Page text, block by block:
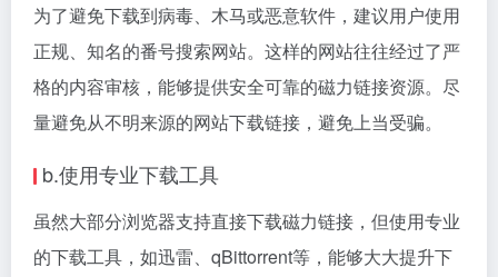
为了避免下载到病毒、木马或恶意软件，建议用户使用
正规、知名的番号搜索网站。这样的网站往往经过了严
格的内容审核，能够提供安全可靠的磁力链接资源。尽
量避免从不明来源的网站下载链接，避免上当受骗。
b.使用专业下载工具
虽然大部分浏览器支持直接下载磁力链接，但使用专业
的下载工具，如迅雷、qBittorrent等，能够大大提升下